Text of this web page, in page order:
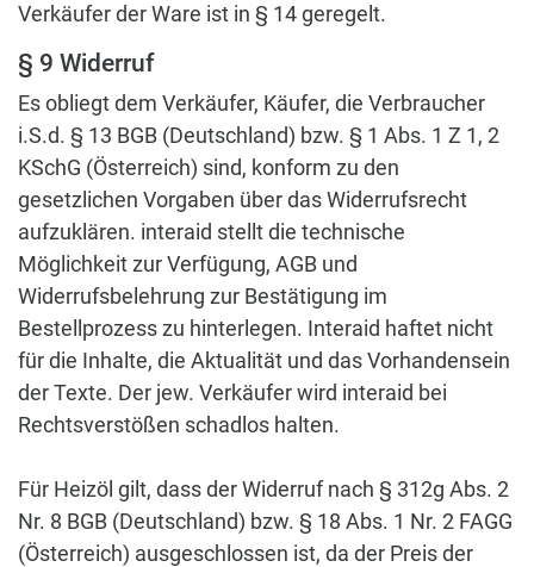
Verkäufer der Ware ist in § 14 geregelt.
§ 9 Widerruf
Es obliegt dem Verkäufer, Käufer, die Verbraucher
i.S.d. § 13 BGB (Deutschland) bzw. § 1 Abs. 1 Z 1, 2
KSchG (Österreich) sind, konform zu den
gesetzlichen Vorgaben über das Widerrufsrecht
aufzuklären. interaid stellt die technische
Möglichkeit zur Verfügung, AGB und
Widerrufsbelehrung zur Bestätigung im
Bestellprozess zu hinterlegen. Interaid haftet nicht
für die Inhalte, die Aktualität und das Vorhandensein
der Texte. Der jew. Verkäufer wird interaid bei
Rechtsverstößen schadlos halten.
Für Heizöl gilt, dass der Widerruf nach § 312g Abs. 2
Nr. 8 BGB (Deutschland) bzw. § 18 Abs. 1 Nr. 2 FAGG
(Österreich) ausgeschlossen ist, da der Preis der